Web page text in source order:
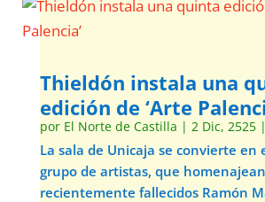
Thieldón instala una
edición de ‘Arte
por El Norte de Castilla | 2 Dic, 2525|
La sala de Unicaja se convierte en
grupo de artistas, que
recientemente fallecidos Ramón